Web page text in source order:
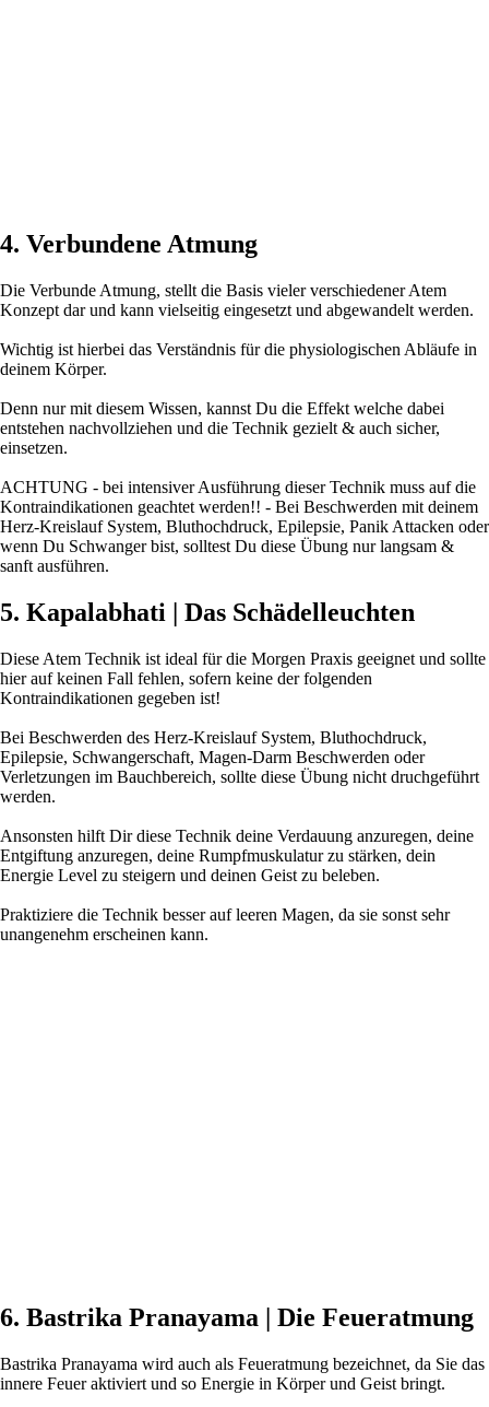
4. Verbundene Atmung
Die Verbunde Atmung, stellt die Basis vieler verschiedener Atem
Konzept dar und kann vielseitig eingesetzt und abgewandelt werden.
Wichtig ist hierbei das Verständnis für die physiologischen Abläufe in
deinem Körper.
Denn nur mit diesem Wissen, kannst Du die Effekt welche dabei
entstehen nachvollziehen und die Technik gezielt & auch sicher,
einsetzen.
ACHTUNG - bei intensiver Ausführung dieser Technik muss auf die
Kontraindikationen geachtet werden!! - Bei Beschwerden mit deinem
Herz-Kreislauf System, Bluthochdruck, Epilepsie, Panik Attacken oder
wenn Du Schwanger bist, solltest Du diese Übung nur langsam &
sanft ausführen.
5. Kapalabhati | Das Schädelleuchten
Diese Atem Technik ist ideal für die Morgen Praxis geeignet und sollte
hier auf keinen Fall fehlen, sofern keine der folgenden
Kontraindikationen gegeben ist!
Bei Beschwerden des Herz-Kreislauf System, Bluthochdruck,
Epilepsie, Schwangerschaft, Magen-Darm Beschwerden oder
Verletzungen im Bauchbereich, sollte diese Übung nicht druchgeführt
werden.
Ansonsten hilft Dir diese Technik deine Verdauung anzuregen, deine
Entgiftung anzuregen, deine Rumpfmuskulatur zu stärken, dein
Energie Level zu steigern und deinen Geist zu beleben.
Praktiziere die Technik besser auf leeren Magen, da sie sonst sehr
unangenehm erscheinen kann.
6. Bastrika Pranayama | Die Feueratmung
Bastrika Pranayama wird auch als Feueratmung bezeichnet, da Sie das
innere Feuer aktiviert und so Energie in Körper und Geist bringt.